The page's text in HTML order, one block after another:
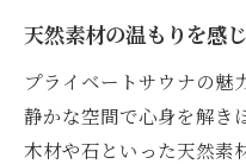
徴
伊根町で叶う非日
伊根町プライ
の贅沢時間
天然素材の温もりを感
プライベートサウナの魅
静かな空間で心身を解き
木材や石といった天然素